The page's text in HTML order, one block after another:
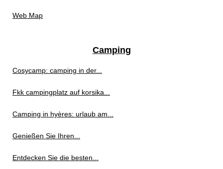
Web Map
Camping
Cosycamp: camping in der...
Fkk campingplatz auf korsika...
Camping in hyères: urlaub am...
Genießen Sie Ihren...
Entdecken Sie die besten...